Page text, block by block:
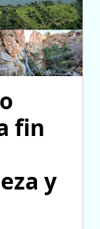
fin
y